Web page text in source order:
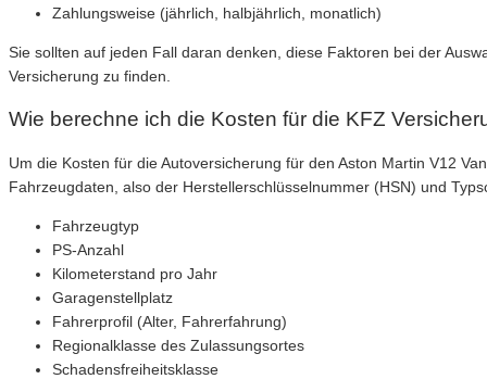
Zahlungsweise (jährlich, halbjährlich, monatlich)
Sie sollten auf jeden Fall daran denken, diese Faktoren bei der
Versicherung zu finden.
Wie berechne ich die Kosten für die KFZ
Um die Kosten für die Autoversicherung für den Aston Martin V12
Fahrzeugdaten, also der Herstellerschlüsselnummer (HSN) und
Fahrzeugtyp
PS-Anzahl
Kilometerstand pro Jahr
Garagenstellplatz
Fahrerprofil (Alter, Fahrerfahrung)
Regionalklasse des Zulassungsortes
Schadensfreiheitsklasse